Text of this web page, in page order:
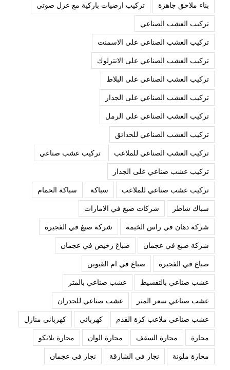
بناء ملاحق جاهزة
تركيب ارضيات باركية مع عزل صوتي
تركيب العشب الصناعي
تركيب العشب الصناعي على الاسمنت
تركيب العشب الصناعي على الانترلوك
تركيب العشب الصناعي على البلاط
تركيب العشب الصناعي على الجدار
تركيب العشب الصناعي على الرمل
تركيب العشب الصناعي للحدائق
تركيب العشب الصناعي للملاعب
تركيب عشب صناعي
تركيب عشب صناعي على الجدار
تركيب عشب صناعي للملاعب
سباكة
سباكة الحمام
سباك شاطر
شركات صبغ في الامارات
شركة دهان في راس الخيمة
شركة صبغ في الفجيرة
شركة صبغ في عجمان
صباغ رخيص في عجمان
صباغ في الفجيرة
صباغ في ام القيوين
عشب صناعي بالتقسيط
عشب صناعي بالمتر
عشب صناعي سعر المتر
عشب صناعي للجدران
عشب صناعي ملاعب كرة القدم
كهربائي
كهربائي منازل
محارة
محارة السقف محارة الوان
محارة بلانكو
محارة ملونة
نجار في الشارقة نجار في عجمان